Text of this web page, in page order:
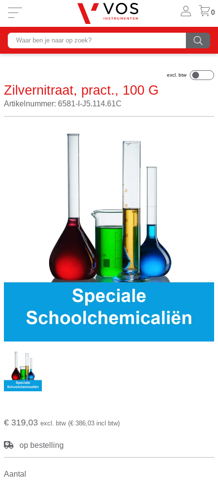
0
Zilvernitraat, pract., 100 G
Artikelnummer: 6581-I-J5.114.61C
€ 319,03 excl. btw (€ 386,03 incl btw)
op bestelling
Aantal